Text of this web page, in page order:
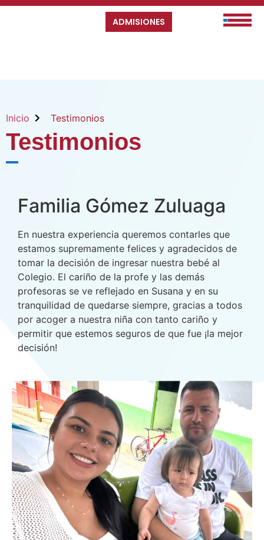
ADMISIONES
Inicio Testimonios
Testimonios
Familia Gómez Zuluaga
En nuestra experiencia queremos contarles que
estamos supremamente felices y agradecidos de
tomar la decisión de ingresar nuestra bebé al
Colegio. El cariño de la profe y las demás
profesoras se ve reflejado en Susana y en su
tranquilidad de quedarse siempre, gracias a todos
por acoger a nuestra niña con tanto cariño y
permitir que estemos seguros de que fue ¡la mejor
decisión!